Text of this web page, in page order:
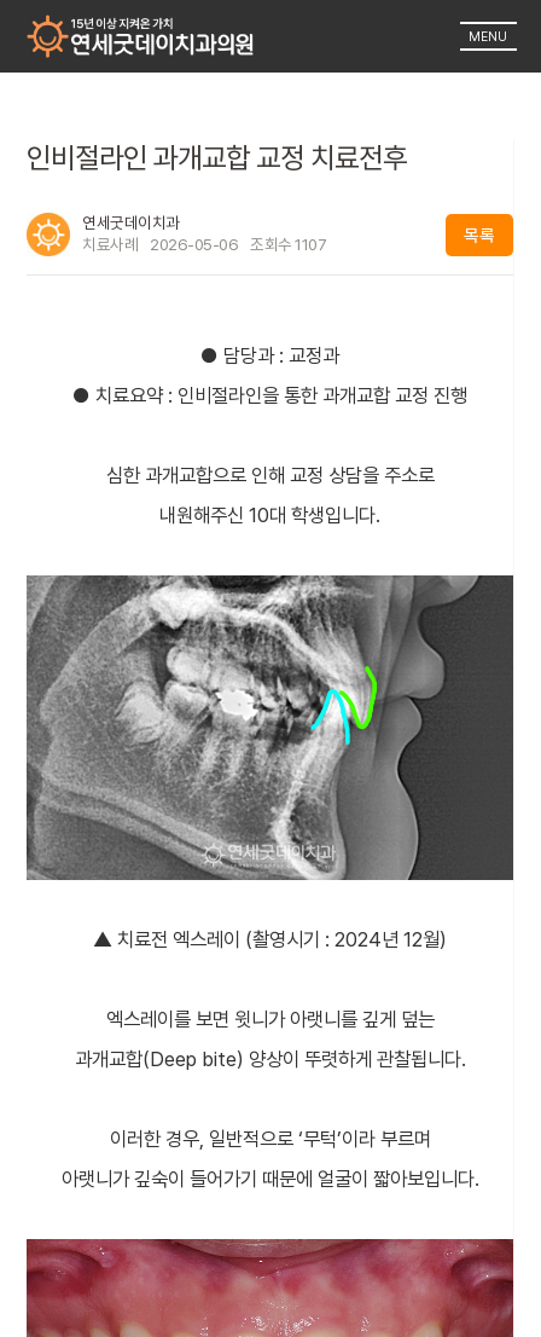
MENU
인비절라인 과개교합 교정 치료전후
연세굿데이치과
치료사례
2026-05-06 조회수1107 목록
● 담당과 : 교정과
● 치료요약 : 인비절라인을 통한 과개교합 교정 진행
심한 과개교합으로 인해 교정 상담을 주소로
내원해주신 10대 학생입니다.
▲ 치료전 엑스레이 (촬영시기 : 2024년 12월)
엑스레이를 보면 윗니가 아랫니를 깊게 덮는
과개교합(Deep bite) 양상이 뚜렷하게 관찰됩니다.
이러한 경우, 일반적으로 ‘무턱’이라 부르며
아랫니가 깊숙이 들어가기 때문에 얼굴이 짧아보입니다.